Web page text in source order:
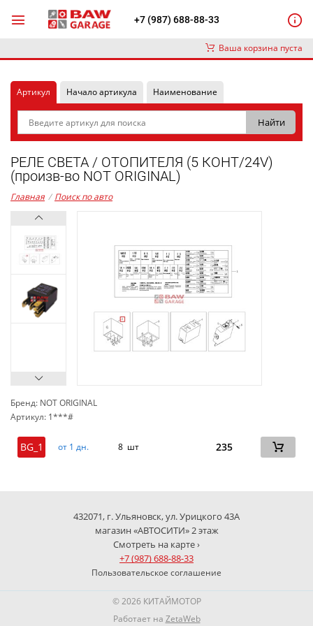
+7 (987) 688-88-33
Ваша корзина пуста
Артикул Начало артикула Наименование
РЕЛЕ СВЕТА / ОТОПИТЕЛЯ (5 КОНТ/24V)
(произв-во NOT ORIGINAL)
Главная / Поиск по авто
Бренд: NOT ORIGINAL
Артикул: 1***#
BG_1 от 1 дн. 8 шт 235
432071, г. Ульяновск, ул. Урицкого 43А
магазин «АВТОСИТИ» 2 этаж
Смотреть на карте ›
+7 (987) 688-88-33
Пользовательское соглашение
© 2026 КИТАЙМОТОР
Работает на ZetaWeb